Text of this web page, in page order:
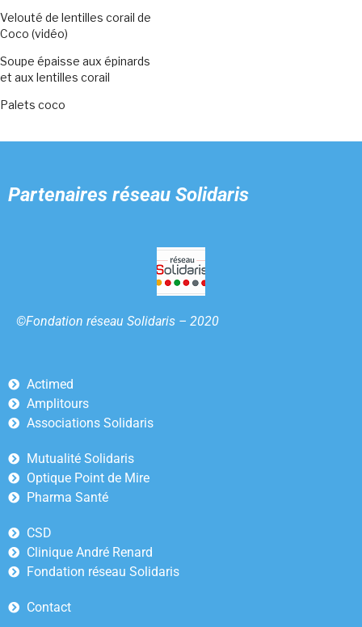
Velouté de lentilles corail de
Coco (vidéo)
Soupe épaisse aux épinards
et aux lentilles corail
Palets coco
Partenaires réseau Solidaris
©Fondation réseau Solidaris – 2020
Actimed
Amplitours
Associations Solidaris
Mutualité Solidaris
Optique Point de Mire
Pharma Santé
CSD
Clinique André Renard
Fondation réseau Solidaris
Contact